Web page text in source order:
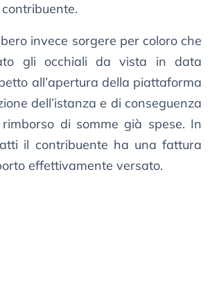
invece sorgere per coloro che
gli occhiali da vista in data
all’apertura della piattaforma
dell’istanza e di conseguenza
di somme già spese. In
il contribuente ha una fattura
effettivamente versato.